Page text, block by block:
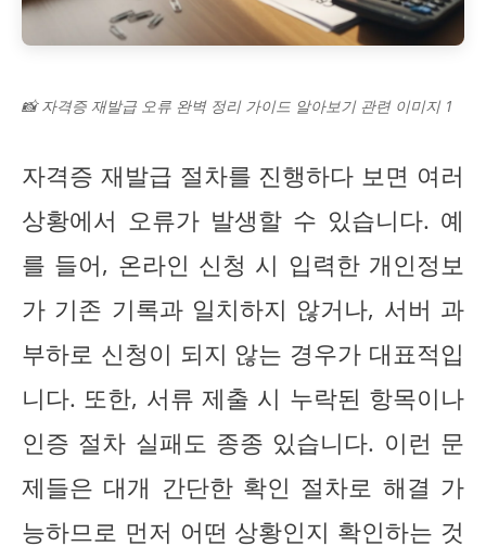
📸 자격증 재발급 오류 완벽 정리 가이드 알아보기 관련 이미지 1
자격증 재발급 절차를 진행하다 보면 여러
상황에서 오류가 발생할 수 있습니다. 예
를 들어, 온라인 신청 시 입력한 개인정보
가 기존 기록과 일치하지 않거나, 서버 과
부하로 신청이 되지 않는 경우가 대표적입
니다. 또한, 서류 제출 시 누락된 항목이나
인증 절차 실패도 종종 있습니다. 이런 문
제들은 대개 간단한 확인 절차로 해결 가
능하므로 먼저 어떤 상황인지 확인하는 것